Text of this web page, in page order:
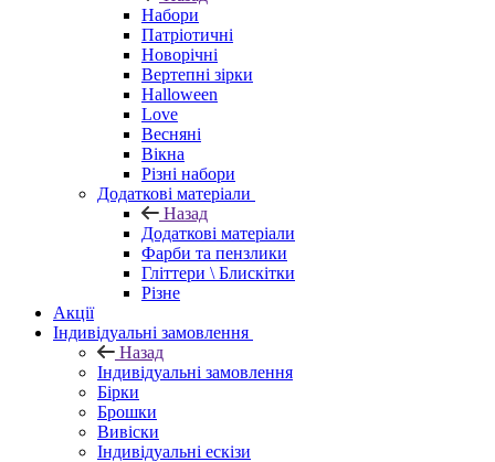
Набори
Патріотичні
Новорічні
Вертепні зірки
Halloween
Love
Весняні
Вікна
Різні набори
Додаткові матеріали
Назад
Додаткові матеріали
Фарби та пензлики
Гліттери \ Блискітки
Різне
Акції
Індивідуальні замовлення
Назад
Індивідуальні замовлення
Бірки
Брошки
Вивіски
Індивідуальні ескізи